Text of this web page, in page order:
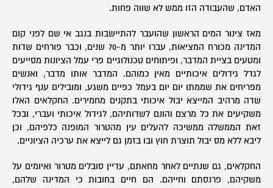
האדם, שהעבודה הזו ממש לא שווה פחות.
מאז צינור המים הראשון שהועבר להתיישבות בנגב אי שם לפני קום
המדינה מכורח המציאות, עברו יותר מ-70 שנים, וכבר פורחים שדות
ומטעים בציית המדבר, ופיתוחים טכנולוגיים פרי עמל הציונות מסייעים
לגדל גידולים איכותיים מאין כמוהם. המדבר אותו מדבר, ואנשים
מפריחים את שממתו יום יום בעמל כפיים משגע, ומובילים ענף גידולי
שדה מרהיב המייצא יבול איכותי בתקנים מחמירים. החקלאים האלו
משקיעים את כל מרצם והונם לשדותיהם, לגידול איכותי ועברי, ובכל
זאת הממשלה ממשיכה להעלים עין מהטרור המופנה כלפיהם, וכן
ליבא ללא מס יבול תוצרת חוץ ובו בזמן גם לייצא את ערכיה הציוניים.
החקלאים, גם שנתיים לאחר מחאתם, עדיין סובלים מטרור ואיומים על
משקיהם, פרנסתם וחייהם. הם חיים בחובות כי המדינה שלהם,